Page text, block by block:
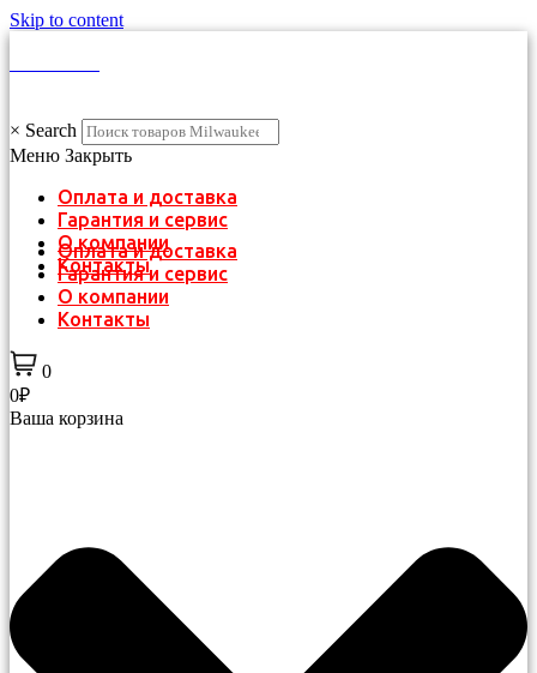
Skip to content
× Search
Меню Закрыть
Оплата и доставка
Гарантия и сервис
О компании
Контакты
Оплата и доставка
Гарантия и сервис
О компании
Контакты
0
0₽
Ваша корзина